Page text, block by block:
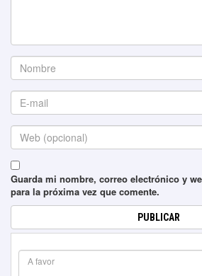
Guarda mi nombre, correo electrónico y
para la próxima vez que comente.